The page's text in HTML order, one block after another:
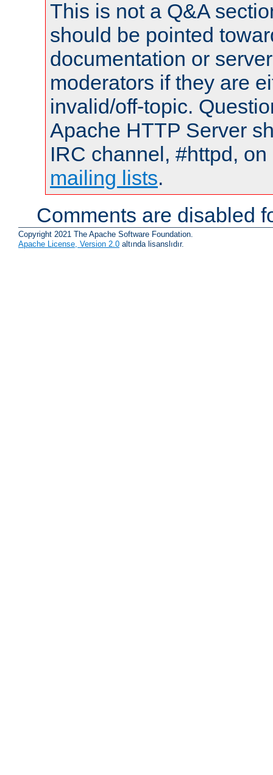
This is not a Q&A
should be pointed
documentation or
moderators if they are
invalid/off-topic.
Apache HTTP Server
IRC channel, #httpd,
mailing lists.
Comments are disabled
Copyright 2021 The Apache Software Foundation.
Apache License, Version 2.0 altında lisanslıdır.